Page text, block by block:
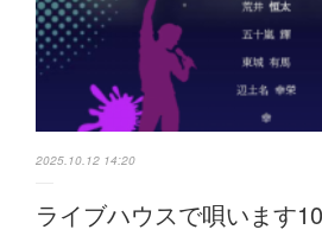
2025.10.12 14:20
ライブハウスで唄います